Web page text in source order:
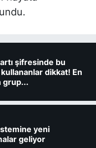
şifresinde bu
kullananlar dikkat! En
grup...
yeni
geliyor